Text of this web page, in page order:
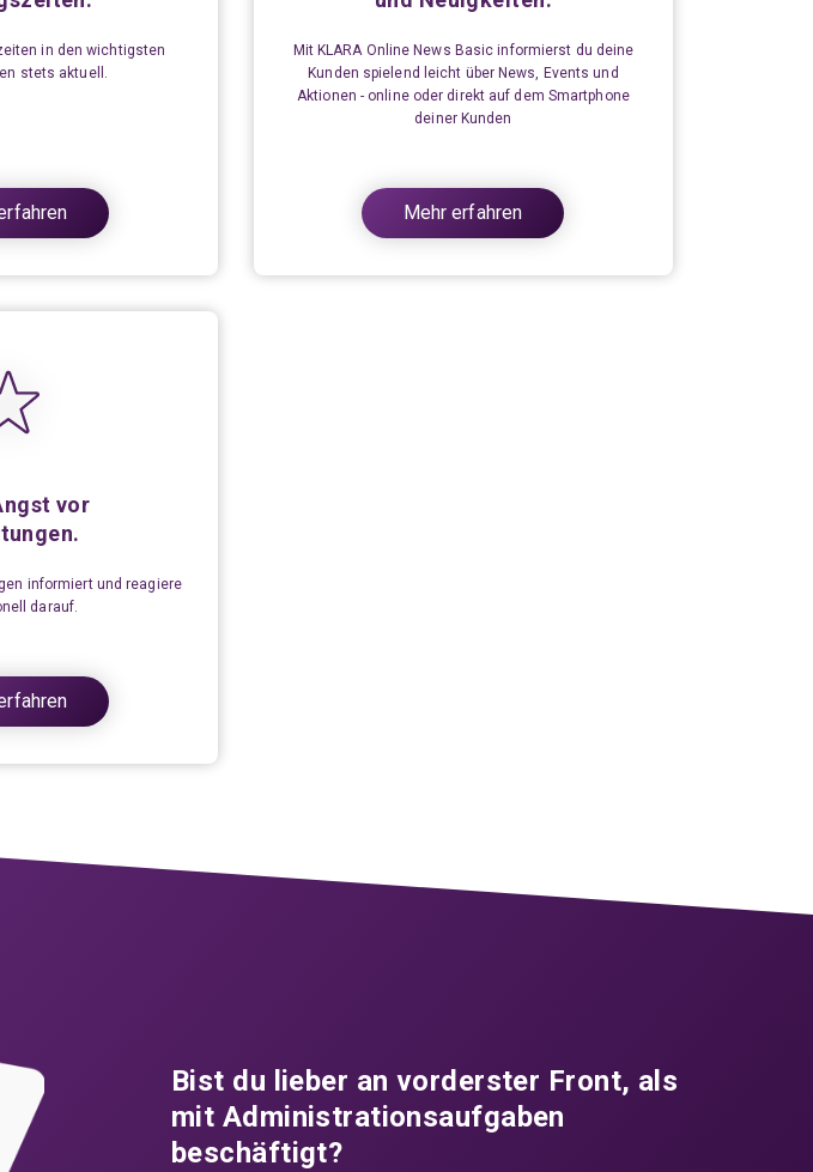
in den wichtigsten
stets aktuell.
Mit KLARA Online News Basic informierst du deine
Kunden spielend leicht über News, Events und
Aktionen - online oder direkt auf dem Smartphone
deiner Kunden
Mehr erfahren
vor
informiert und reagiere
darauf.
Bist du lieber an vorderster Front, als
mit Administrationsaufgaben
beschäftigt?